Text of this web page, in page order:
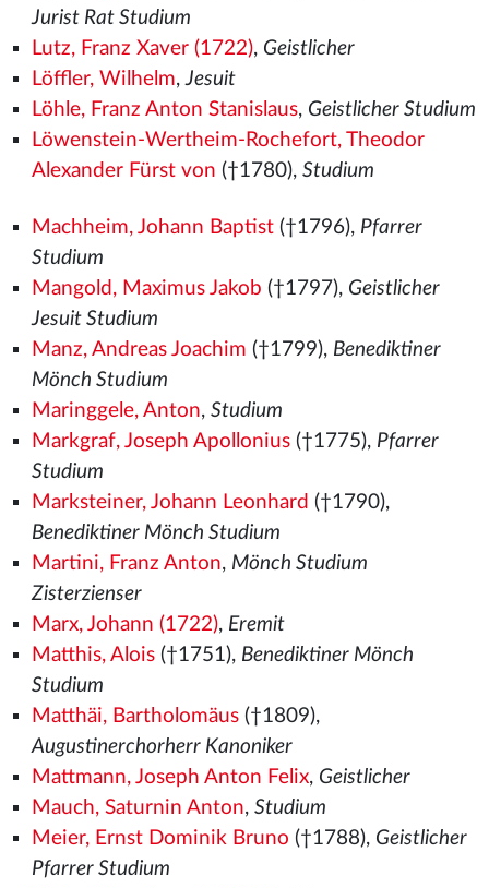
Jurist Rat Studium
Lutz, Franz Xaver (1722), Geistlicher
Löffler, Wilhelm,Jesuit
Löhle, Franz Anton Stanislaus, Geistlicher Studium
Löwenstein-Wertheim-Rochefort, Theodor
Alexander Fürst von (†1780), Studium
Machheim, Johann Baptist(†1796), Pfarrer
Studium
Mangold, Maximus Jakob (†1797), Geistlicher
Jesuit Studium
Manz, Andreas Joachim (†1799), Benediktiner
Mönch Studium
Maringgele, Anton, Studium
Markgraf, Joseph Apollonius(†1775), Pfarrer
Studium
Marksteiner, Johann Leonhard (†1790),
Benediktiner Mönch Studium
Martini, Franz Anton, Mönch Studium
Zisterzienser
Marx, Johann (1722), Eremit
Matthis, Alois(†1751), Benediktiner Mönch
Studium
Matthäi, Bartholomäus(†1809),
Augustinerchorherr Kanoniker
Mattmann, Joseph Anton Felix, Geistlicher
Mauch, Saturnin Anton, Studium
Meier, Ernst Dominik Bruno (†1788), Geistlicher
Pfarrer Studium